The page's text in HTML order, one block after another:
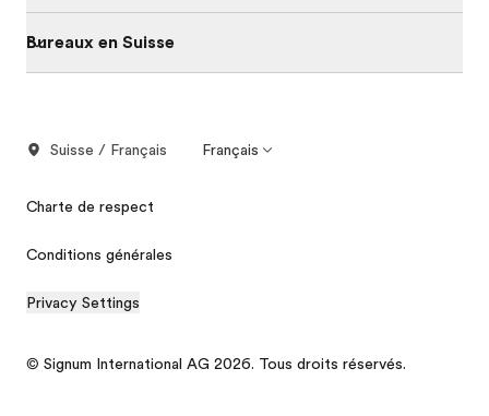
Bureaux en Suisse
Suisse / Français Français
Charte de respect
Conditions générales
Privacy Settings
© Signum International AG 2026. Tous droits réservés.